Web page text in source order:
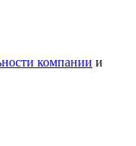
компании и